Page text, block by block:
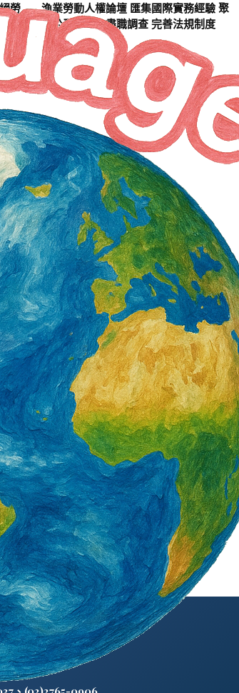
勞
漁業勞動人權論壇 匯集國際實務經驗 聚
焦公平招募、盡職調查 完善法規制度
2 天 AGO
社版權所有 ©